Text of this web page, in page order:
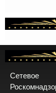
Сетевое